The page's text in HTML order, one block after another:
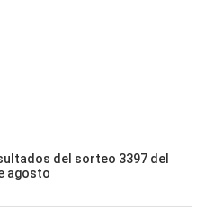
del sorteo 3397 del
agosto